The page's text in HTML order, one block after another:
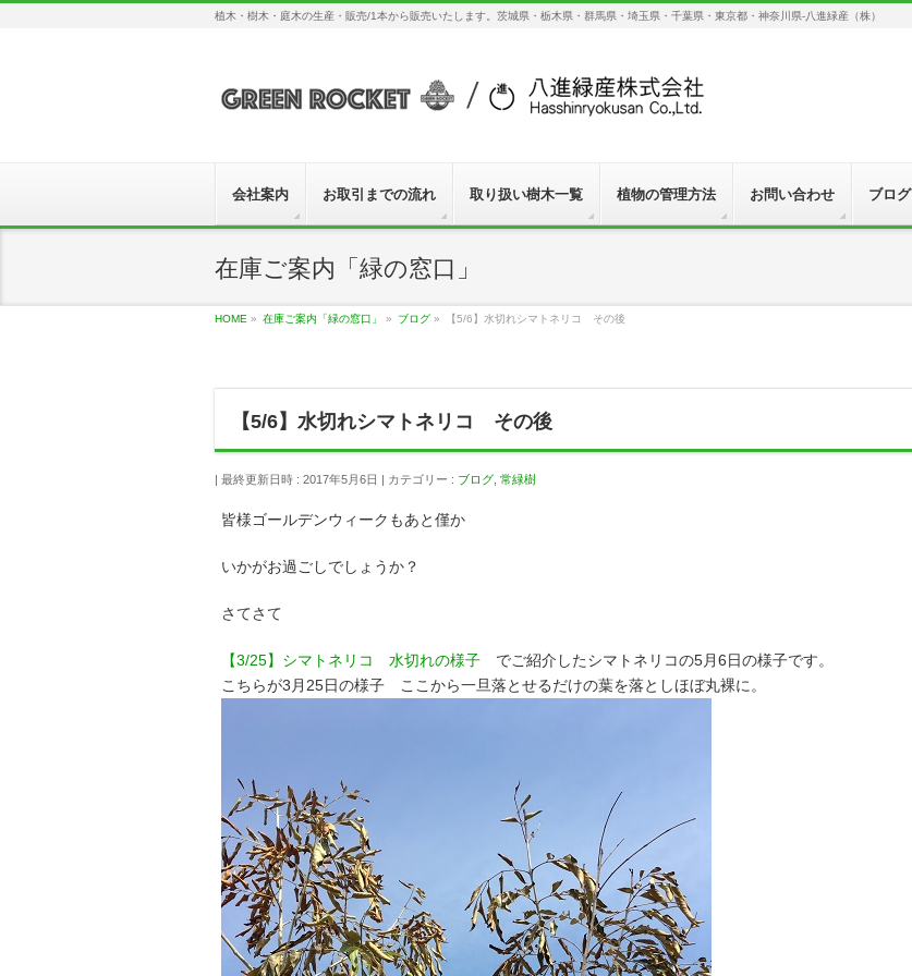
植木・樹木・庭木の生産・販売/1本から販売いたします。茨城県・栃木県・群馬県・埼玉県・千葉県・東京都・神奈川県-八進緑産（株）
会社案内 お取引までの流れ 取り扱い樹木一覧 植物の管理方法 お問い合わせ ブログ
在庫ご案内「緑の窓口」
HOME » 在庫ご案内「緑の窓口」 » ブログ » 【5/6】水切れシマトネリコ その後
【5/6】水切れシマトネリコ その後
最終更新日時 : 2017年5月6日 カテゴリー : ブログ 常緑樹
皆様ゴールデンウィークもあと僅か
いかがお過ごしでしょうか？
さてさて
【3/25】シマトネリコ 水切れの様子 でご紹介したシマトネリコの5月6日の様子です。
こちらが3月25日の様子 ここから一旦落とせるだけの葉を落としほぼ丸裸に。